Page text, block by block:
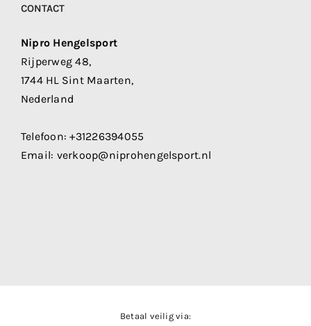
CONTACT
Nipro Hengelsport
Rijperweg 48,
1744 HL Sint Maarten,
Nederland
Telefoon:+31226394055
Email: verkoop@niprohengelsport.nl
Betaal veilig via: